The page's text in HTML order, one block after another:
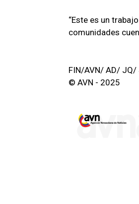
“Este es un
comunidades
FIN/AVN/ AD/
© AVN - 2025